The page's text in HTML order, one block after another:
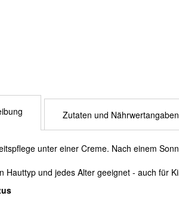
unter einer Creme. Nach einem
Hauttyp und jedes Alter geeignet - auch für
Zutaten und Nährwertangaben